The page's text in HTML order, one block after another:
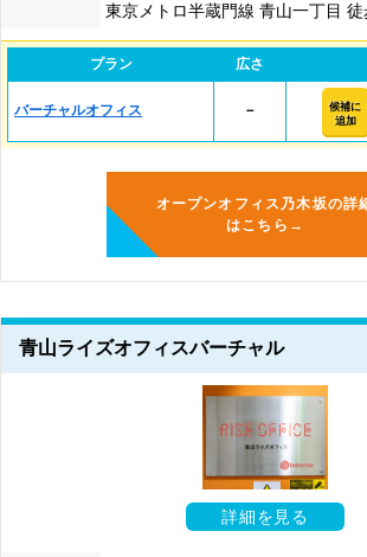
東京メトロ半蔵門線 青山一丁目
プラン 広さ
バーチャルオフィス －
候補に
追加
オープンオフィス乃木坂の詳
はこちら→
青山ライズオフィスバーチャル
詳細を見る